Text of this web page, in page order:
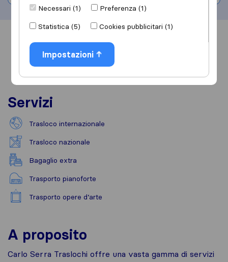
Informazioni Recensioni
Servizi
Trasloco internazionale
Trasloco nazionale
Bagaglio extra
Trasporto pianoforte
Trasporto opere d’arte
A proposito
Carlo Serra Traslochi offre una vasta gamma di servizi
Necessari (1)
Preferenza (1)
Statistica (5)
Cookies pubblicitari (1)
Impostazioni